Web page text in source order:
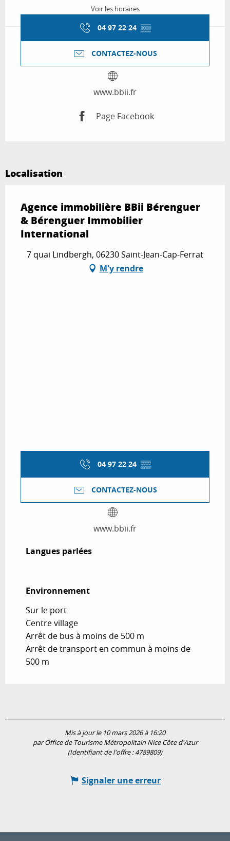
Voir les horaires
04 97 22 24 ▒▒
CONTACTEZ-NOUS
www.bbii.fr
Page Facebook
Localisation
Agence immobilière BBii Bérenguer
& Bérenguer Immobilier
International
7 quai Lindbergh, 06230 Saint-Jean-Cap-Ferrat
M'y rendre
04 97 22 24 ▒▒
CONTACTEZ-NOUS
www.bbii.fr
Langues parlées
Langues parlées
Environnement
Environnement
Sur le port
Centre village
Arrêt de bus à moins de 500 m
Arrêt de transport en commun à moins de
500 m
Mis à jour le 10 mars 2026 à 16:20
par Office de Tourisme Métropolitain Nice Côte d'Azur
(Identifiant de l'offre :4789809)
Signaler une erreur